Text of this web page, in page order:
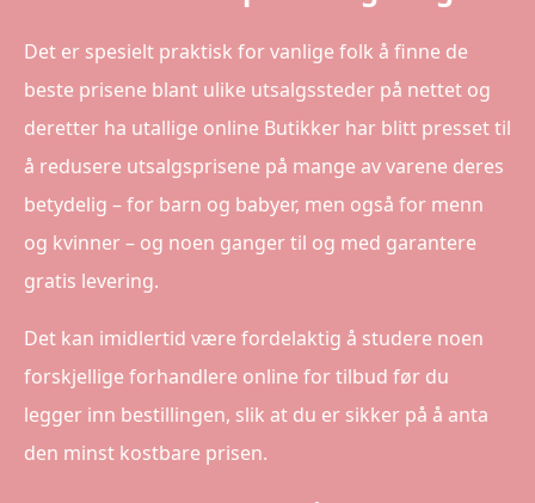
Det er spesielt praktisk for vanlige folk å finne de
beste prisene blant ulike utsalgssteder på nettet og
deretter ha utallige online Butikker har blitt presset til
å redusere utsalgsprisene på mange av varene deres
betydelig – for barn og babyer, men også for menn
og kvinner – og noen ganger til og med garantere
gratis levering.
Det kan imidlertid være fordelaktig å studere noen
forskjellige forhandlere online for tilbud før du
legger inn bestillingen, slik at du er sikker på å anta
den minst kostbare prisen.